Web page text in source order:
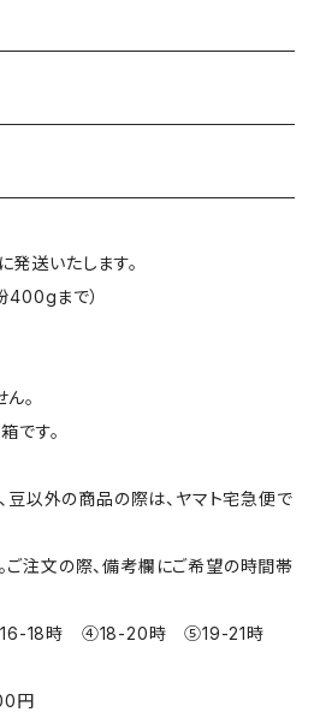
送いたします。
400gまで）
。
です。
豆以外の商品の際は、ヤマト宅急便で
ご注文の際、備考欄にご希望の時間帯
18時 ④18-20時 ⑤19-21時
円